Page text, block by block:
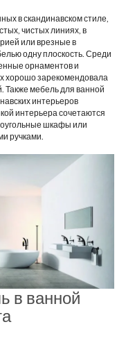
в скандинавском стиле,
чистых линиях, в
или врезные в
одну плоскость. Среди
орнаментов и
хорошо зарекомендовала
Также мебель для ванной
интерьеров
интерьера сочетаются
шкафы или
ручками.
в ванной